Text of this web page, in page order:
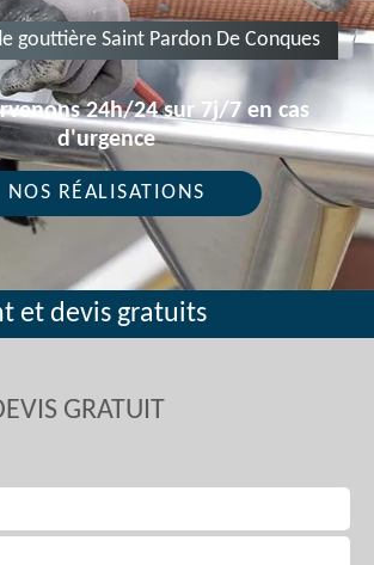
gouttière Saint Pardon De Conques
24h/24 sur 7j/7 en cas
d'urgence
NOS RÉALISATIONS
et devis gratuits
GRATUIT